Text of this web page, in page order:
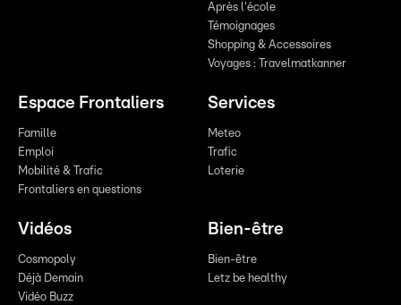
Après l'école
Témoignages
Shopping & Accessoires
Voyages : Travelmatkanner
Espace Frontaliers
Famille
Emploi
Mobilité & Trafic
Frontaliers en questions
Services
Meteo
Trafic
Loterie
Vidéos
Cosmopoly
Déjà Demain
Vidéo Buzz
Bien-être
Bien-être
Letz be healthy